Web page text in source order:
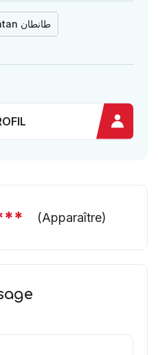
Tantan طانطان
(Apparaître)